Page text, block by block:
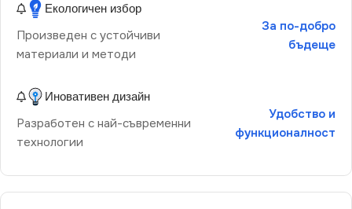
Екологичен избор
Произведен с устойчиви
материали и методи
За по-добро
бъдеще
Иновативен дизайн
Разработен с най-съвременни
технологии
Удобство и
функционалност